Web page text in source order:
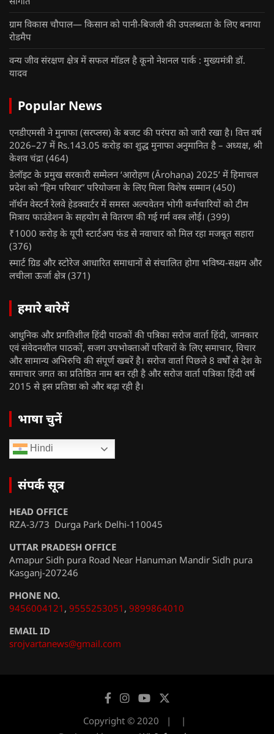
ग्राम विकास चौपाल— किसान को पानी-बिजली की उपलब्धता के लिए बनाया
रोडमैप
वन्य जीव संरक्षण क्षेत्र में सफल मॉडल है कूनो नेशनल पार्क : मुख्यमंत्री डॉ.
यादव
Popular News
एनडीएमसी ने मुनाफा (सरप्लस) के बजट की परंपरा को जारी रखा है। वित्त वर्ष
2026–27 में Rs.143.05 करोड़ का शुद्ध मुनाफा अनुमानित है – अध्यक्ष, श्री
केशव चंद्रा (464)
डेलॉइट के प्रमुख सरकारी सम्मेलन ‘आरोहण (Ārohaṇa) 2025’ में हिमाचल
प्रदेश को “हिम परिवार” परियोजना के लिए मिला विशेष सम्मान (450)
नॉर्थन वेस्टर्न रेलवे हेडक्वार्टर में समस्त अल्पवेतन भोगी कर्मचारियों को टीम
मित्राय फाउंडेशन के सहयोग से वितरण की गई गर्म वस्त्र लोई। (399)
₹1000 करोड़ के यूपी स्टार्टअप फंड से नवाचार को मिल रहा मजबूत सहारा
(376)
स्मार्ट ग्रिड और स्टोरेज आधारित समाधानों से संचालित होगा भविष्य-सक्षम और
लचीला ऊर्जा क्षेत्र (371)
हमारे बारेमें
आधुनिक और प्रगतिशील हिंदी पाठकों की पत्रिका सरोज वार्ता हिंदी, जानकार
एवं संवेदनशील पाठकों, सजग उपभोक्ताओं परिवारों के लिए समाचार, विचार
और सामान्य अभिरुचि की संपूर्ण खबरें है। सरोज वार्ता पिछले 8 वर्षों से देश के
समाचार जगत का प्रतिष्ठित नाम बन रही है और सरोज वार्ता पत्रिका हिंदी वर्ष
2015 से इस प्रतिष्ठा को और बढ़ा रही है।
भाषा चुनें
Hindi
संपर्क सूत्र
HEAD OFFICE
RZA-3/73 Durga Park Delhi-110045
UTTAR PRADESH OFFICE
Amapur Sidh pura Road Near Hanuman Mandir Sidh pura
Kasganj-207246
PHONE NO.
9456004121 , 9555253051 , 9899864010
EMAIL ID
srojvartanews@gmail.com
Copyright © 2020